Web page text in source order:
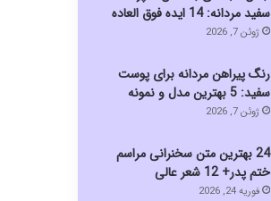
سفید مردانه: 14 ایده فوق العاده
ژوئن 7, 2026
رنگ پیراهن مردانه برای پوست
سفید: 5 بهترین مدل و نمونه
ژوئن 7, 2026
24 بهترین متن سخنرانی مراسم
ختم پدر+ 12 شعر عالی
فوریه 24, 2026